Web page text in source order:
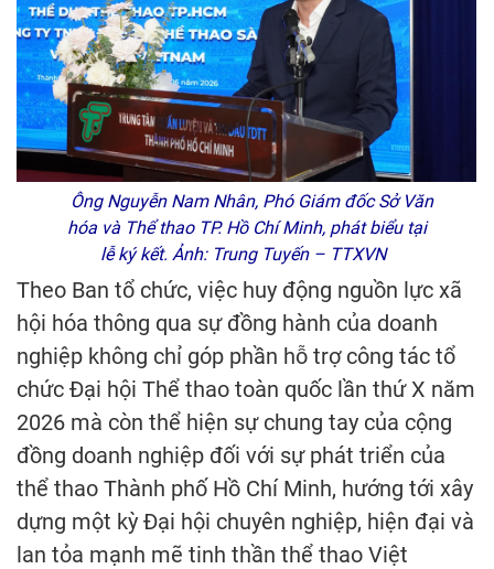
Ông Nguyễn Nam Nhân, Phó Giám đốc Sở Văn
hóa và Thể thao TP. Hồ Chí Minh, phát biểu tại
lễ ký kết. Ảnh: Trung Tuyến – TTXVN
Theo Ban tổ chức, việc huy động nguồn lực xã
hội hóa thông qua sự đồng hành của doanh
nghiệp không chỉ góp phần hỗ trợ công tác tổ
chức Đại hội Thể thao toàn quốc lần thứ X năm
2026 mà còn thể hiện sự chung tay của cộng
đồng doanh nghiệp đối với sự phát triển của
thể thao Thành phố Hồ Chí Minh, hướng tới xây
dựng một kỳ Đại hội chuyên nghiệp, hiện đại và
lan tỏa mạnh mẽ tinh thần thể thao Việt